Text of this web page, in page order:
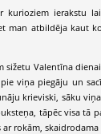
kurioziem ierakstu
man atbildēja kaut
sižetu Valentīna
viņa piegāju un
krieviski, sāku
tāpēc visa tā
rokām,